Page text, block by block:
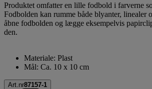
Produktet omfatter en lille fodbold i farverne
Fodbolden kan rumme både blyanter, linealer
åbne fodbolden og lægge eksempelvis
den.
Materiale: Plast
Mål: Ca. 10 x 10 cm
Art.nr87157-1